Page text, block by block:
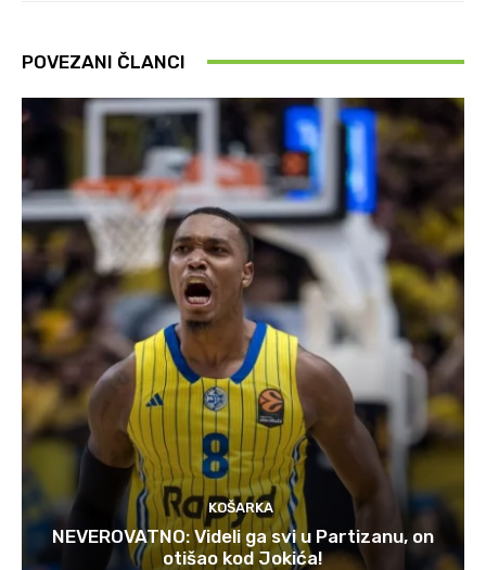
POVEZANI ČLANCI
KOŠARKA
NEVEROVATNO: Videli ga svi u Partizanu, on
otišao kod Jokića!